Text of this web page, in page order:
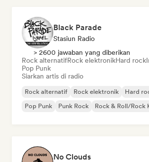
Black Parade
Stasiun Radio
> 2600 jawaban yang diberikan
Rock alternatifRock elektronikHard rock
Pop Punk
Siarkan artis di radio
Rock alternatif Rock elektronik Hard
Pop Punk
Punk Rock Rock & Roll/Rock
No Clouds